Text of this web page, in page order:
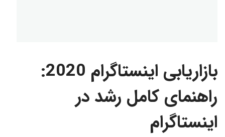
بازاریابی اینستاگرام 2020:
راهنمای کامل رشد در
اینستاگرام